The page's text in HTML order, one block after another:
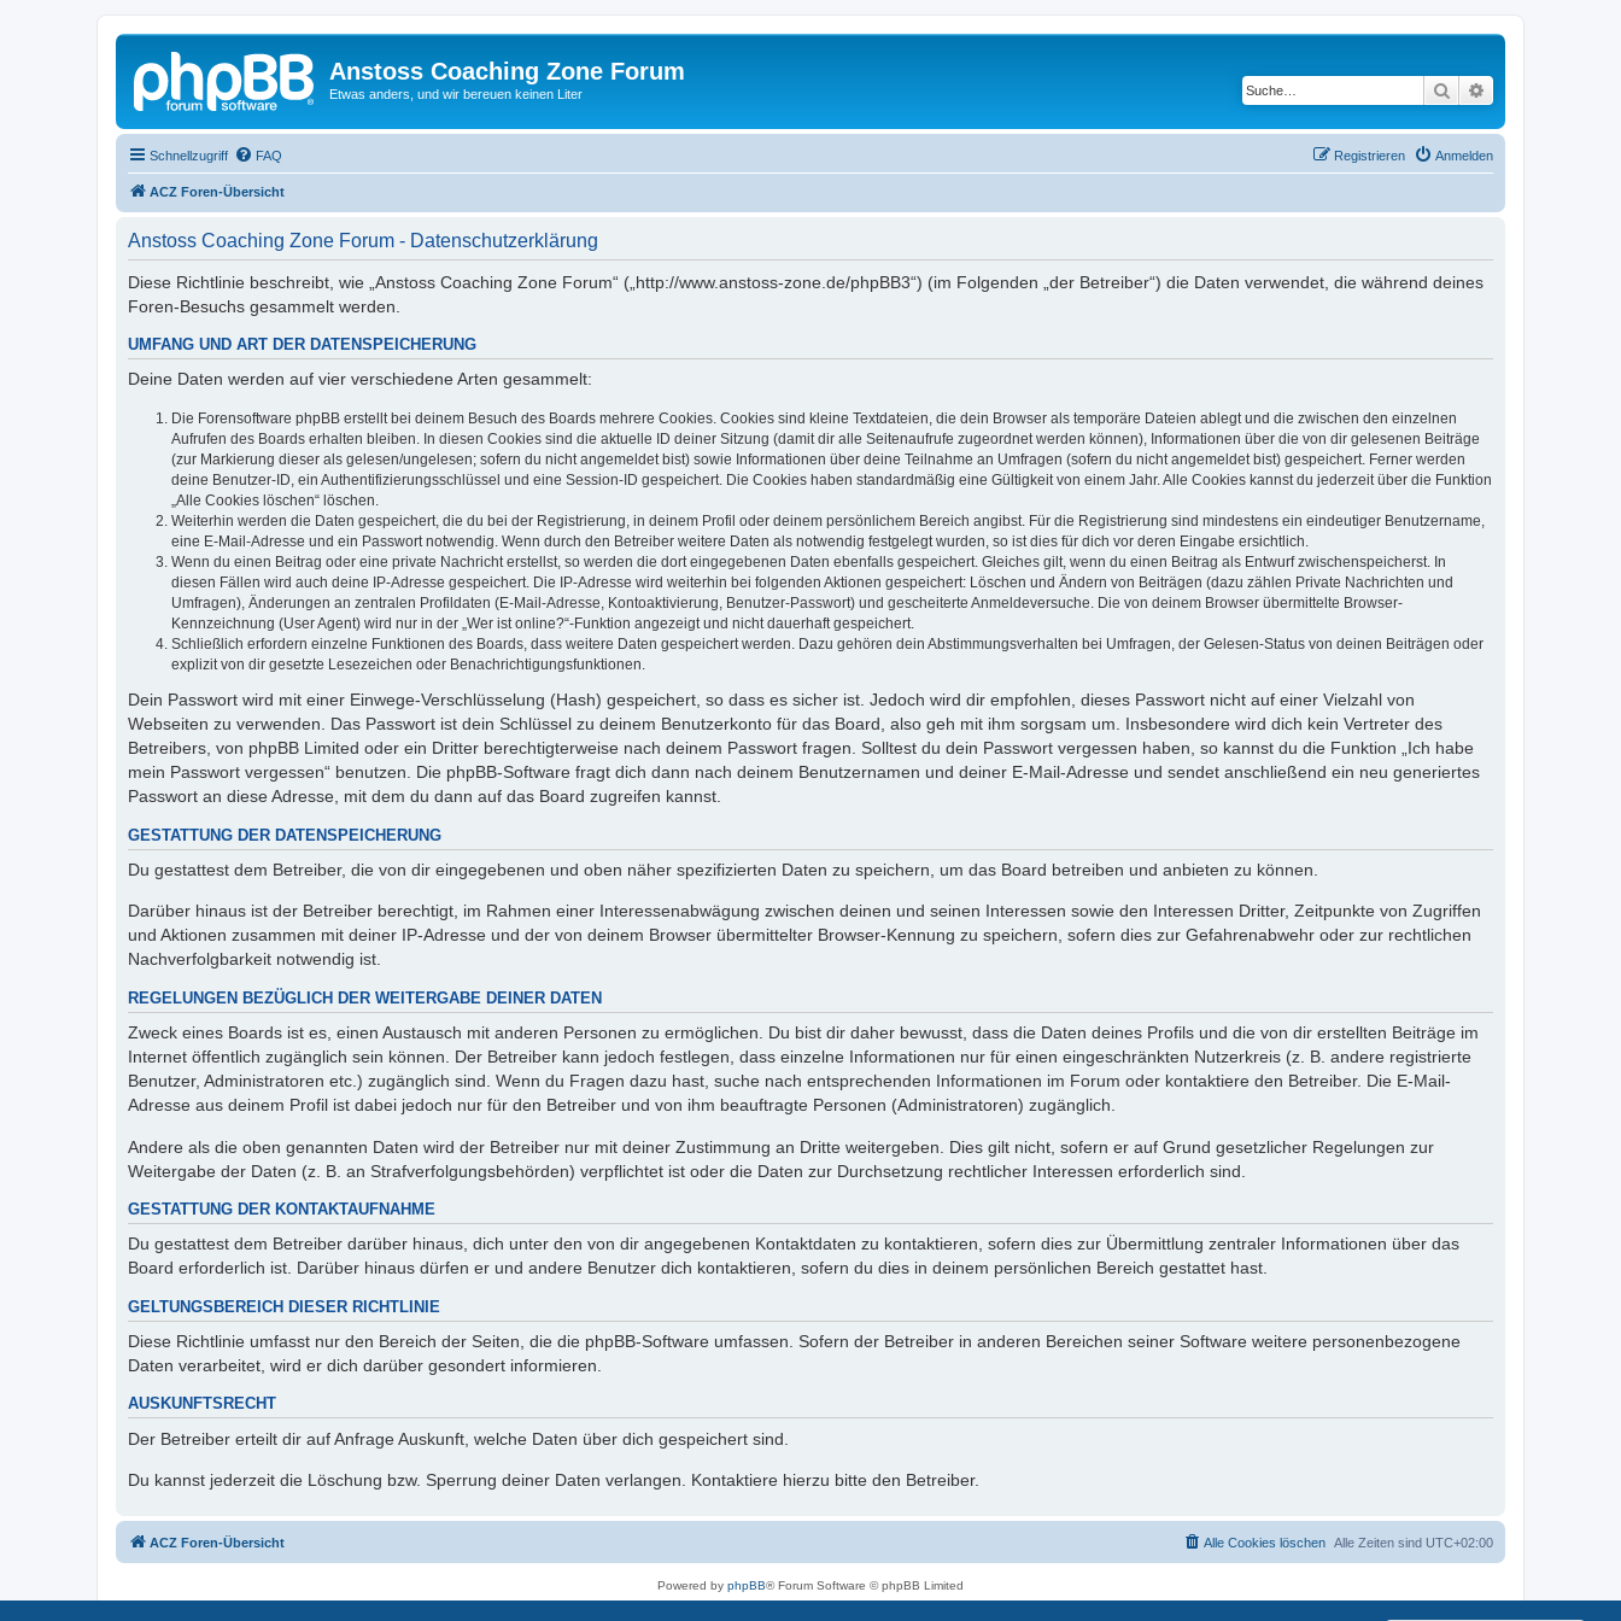
Anstoss Coaching Zone Forum
Etwas anders, und wir bereuen keinen Liter Suche
Schnellzugriff FAQ Anmelden
Registrieren
ACZ Foren-Übersicht
Anstoss Coaching Zone Forum - Datenschutzerklärung
Diese Richtlinie beschreibt, wie „Anstoss Coaching Zone Forum“ („http://www.anstoss-zone.de/phpBB3“) (im Folgenden „der Betreiber“) die Daten verwendet, die während deines
Foren-Besuchs gesammelt werden.
UMFANG UND ART DER DATENSPEICHERUNG
Deine Daten werden auf vier verschiedene Arten gesammelt:
Die Forensoftware phpBB erstellt bei deinem Besuch des Boards mehrere Cookies. Cookies sind kleine Textdateien, die dein Browser als temporäre Dateien ablegt und die zwischen den einzelnen
Aufrufen des Boards erhalten bleiben. In diesen Cookies sind die aktuelle ID deiner Sitzung (damit dir alle Seitenaufrufe zugeordnet werden können), Informationen über die von dir gelesenen Beiträge
(zur Markierung dieser als gelesen/ungelesen; sofern du nicht angemeldet bist) sowie Informationen über deine Teilnahme an Umfragen (sofern du nicht angemeldet bist) gespeichert. Ferner werden
deine Benutzer-ID, ein Authentifizierungsschlüssel und eine Session-ID gespeichert. Die Cookies haben standardmäßig eine Gültigkeit von einem Jahr. Alle Cookies kannst du jederzeit über die Funktion
„Alle Cookies löschen“ löschen.
Weiterhin werden die Daten gespeichert, die du bei der Registrierung, in deinem Profil oder deinem persönlichem Bereich angibst. Für die Registrierung sind mindestens ein eindeutiger Benutzername,
eine E-Mail-Adresse und ein Passwort notwendig. Wenn durch den Betreiber weitere Daten als notwendig festgelegt wurden, so ist dies für dich vor deren Eingabe ersichtlich.
Wenn du einen Beitrag oder eine private Nachricht erstellst, so werden die dort eingegebenen Daten ebenfalls gespeichert. Gleiches gilt, wenn du einen Beitrag als Entwurf zwischenspeicherst. In
diesen Fällen wird auch deine IP-Adresse gespeichert. Die IP-Adresse wird weiterhin bei folgenden Aktionen gespeichert: Löschen und Ändern von Beiträgen (dazu zählen Private Nachrichten und
Umfragen), Änderungen an zentralen Profildaten (E-Mail-Adresse, Kontoaktivierung, Benutzer-Passwort) und gescheiterte Anmeldeversuche. Die von deinem Browser übermittelte Browser-
Kennzeichnung (User Agent) wird nur in der „Wer ist online?“-Funktion angezeigt und nicht dauerhaft gespeichert.
Schließlich erfordern einzelne Funktionen des Boards, dass weitere Daten gespeichert werden. Dazu gehören dein Abstimmungsverhalten bei Umfragen, der Gelesen-Status von deinen Beiträgen oder
explizit von dir gesetzte Lesezeichen oder Benachrichtigungsfunktionen.
Dein Passwort wird mit einer Einwege-Verschlüsselung (Hash) gespeichert, so dass es sicher ist. Jedoch wird dir empfohlen, dieses Passwort nicht auf einer Vielzahl von
Webseiten zu verwenden. Das Passwort ist dein Schlüssel zu deinem Benutzerkonto für das Board, also geh mit ihm sorgsam um. Insbesondere wird dich kein Vertreter des
Betreibers, von phpBB Limited oder ein Dritter berechtigterweise nach deinem Passwort fragen. Solltest du dein Passwort vergessen haben, so kannst du die Funktion „Ich habe
mein Passwort vergessen“ benutzen. Die phpBB-Software fragt dich dann nach deinem Benutzernamen und deiner E-Mail-Adresse und sendet anschließend ein neu generiertes
Passwort an diese Adresse, mit dem du dann auf das Board zugreifen kannst.
GESTATTUNG DER DATENSPEICHERUNG
Du gestattest dem Betreiber, die von dir eingegebenen und oben näher spezifizierten Daten zu speichern, um das Board betreiben und anbieten zu können.
Darüber hinaus ist der Betreiber berechtigt, im Rahmen einer Interessenabwägung zwischen deinen und seinen Interessen sowie den Interessen Dritter, Zeitpunkte von Zugriffen
und Aktionen zusammen mit deiner IP-Adresse und der von deinem Browser übermittelter Browser-Kennung zu speichern, sofern dies zur Gefahrenabwehr oder zur rechtlichen
Nachverfolgbarkeit notwendig ist.
REGELUNGEN BEZÜGLICH DER WEITERGABE DEINER DATEN
Zweck eines Boards ist es, einen Austausch mit anderen Personen zu ermöglichen. Du bist dir daher bewusst, dass die Daten deines Profils und die von dir erstellten Beiträge im
Internet öffentlich zugänglich sein können. Der Betreiber kann jedoch festlegen, dass einzelne Informationen nur für einen eingeschränkten Nutzerkreis (z. B. andere registrierte
Benutzer, Administratoren etc.) zugänglich sind. Wenn du Fragen dazu hast, suche nach entsprechenden Informationen im Forum oder kontaktiere den Betreiber. Die E-Mail-
Adresse aus deinem Profil ist dabei jedoch nur für den Betreiber und von ihm beauftragte Personen (Administratoren) zugänglich.
Andere als die oben genannten Daten wird der Betreiber nur mit deiner Zustimmung an Dritte weitergeben. Dies gilt nicht, sofern er auf Grund gesetzlicher Regelungen zur
Weitergabe der Daten (z. B. an Strafverfolgungsbehörden) verpflichtet ist oder die Daten zur Durchsetzung rechtlicher Interessen erforderlich sind.
GESTATTUNG DER KONTAKTAUFNAHME
Du gestattest dem Betreiber darüber hinaus, dich unter den von dir angegebenen Kontaktdaten zu kontaktieren, sofern dies zur Übermittlung zentraler Informationen über das
Board erforderlich ist. Darüber hinaus dürfen er und andere Benutzer dich kontaktieren, sofern du dies in deinem persönlichen Bereich gestattet hast.
GELTUNGSBEREICH DIESER RICHTLINIE
Diese Richtlinie umfasst nur den Bereich der Seiten, die die phpBB-Software umfassen. Sofern der Betreiber in anderen Bereichen seiner Software weitere personenbezogene
Daten verarbeitet, wird er dich darüber gesondert informieren.
AUSKUNFTSRECHT
Der Betreiber erteilt dir auf Anfrage Auskunft, welche Daten über dich gespeichert sind.
Du kannst jederzeit die Löschung bzw. Sperrung deiner Daten verlangen. Kontaktiere hierzu bitte den Betreiber.
ACZ Foren-Übersicht Alle Zeiten sind UTC+02:00
Alle Cookies löschen
Powered by phpBB® Forum Software © phpBB Limited